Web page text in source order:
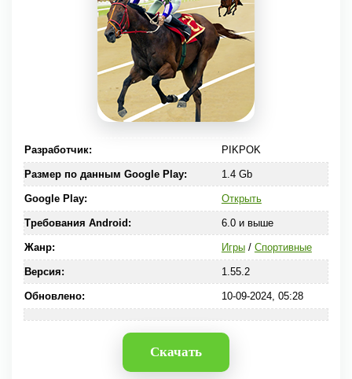
Разработчик: PIKPOK
Размер по данным Google Play: 1.4 Gb
Google Play: Открыть
Требования Android: 6.0 и выше
Жанр: Игры/ Спортивные
Версия: 1.55.2
Обновлено: 10-09-2024, 05:28
Скачать